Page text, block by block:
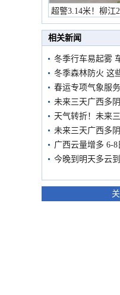
超警3.14米！柳江
市民在
相关新闻
冬季行车易起雾
冬季森林防火 这
春运专项气象服
未来三天广西多
天气转折！未来
未来三天广西多
广西云量增多 6-
今晚到明天多云